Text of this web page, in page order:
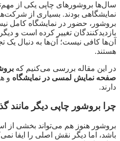
سال‌ها بروشورهای چاپی یکی از
نمایشگاهی بودند. بسیاری از
بروشور، حضور در نمایشگاه کامل
بازدیدکنندگان تغییر کرده است و
آن‌ها کافی نیست؛ آن‌ها به دنبال یک
هستند.
در این مقاله بررسی می‌کنیم که
صفحه نمایش لمسی در نمایشگاه و
دارند.
چرا بروشور چاپی دیگر مانند
بروشور هنوز هم می‌تواند بخشی از
باشد، اما دیگر نقش اصلی را ایفا